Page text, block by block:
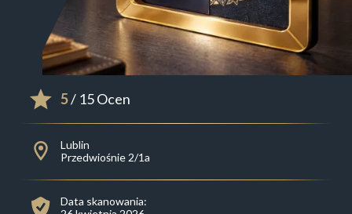
5/ 15 Ocen
Lublin
Przedwiośnie 2/1a
Data skanowania: